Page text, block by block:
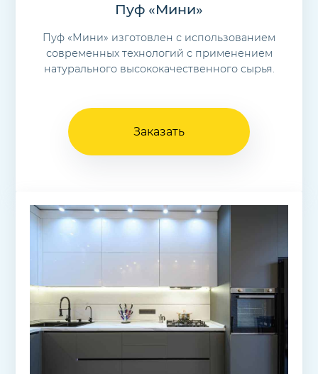
Пуф «Мини»
Пуф «Мини» изготовлен с использованием
современных технологий с применением
натурального высококачественного сырья.
Заказать